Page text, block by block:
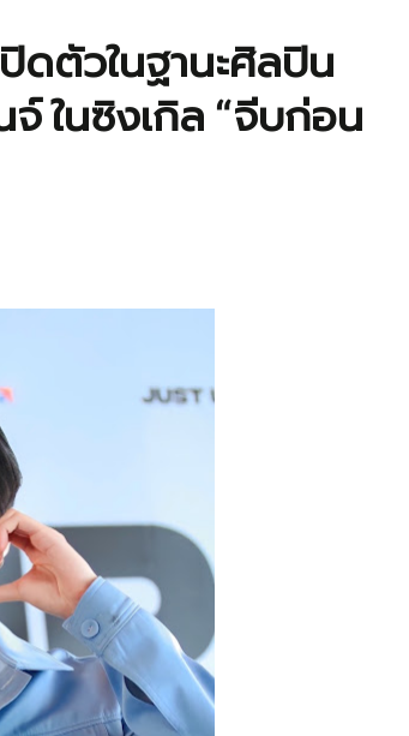
ตัวในฐานะศิลปิน
ในซิงเกิล “จีบก่อน